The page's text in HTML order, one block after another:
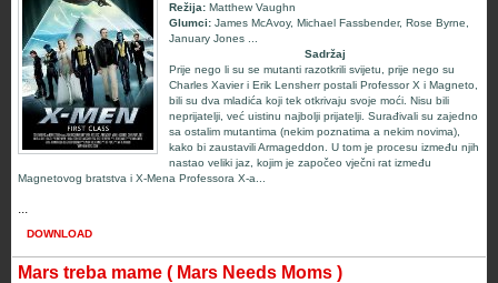
Režija: Matthew Vaughn
Glumci: James McAvoy, Michael Fassbender, Rose Byrne,
January Jones ...
Sadržaj
Prije nego li su se mutanti razotkrili svijetu, prije nego su
Charles Xavier i Erik Lensherr postali Professor X i Magneto,
bili su dva mladića koji tek otkrivaju svoje moći. Nisu bili
neprijatelji, već uistinu najbolji prijatelji. Surađivali su zajedno
sa ostalim mutantima (nekim poznatima a nekim novima),
kako bi zaustavili Armageddon. U tom je procesu između njih
nastao veliki jaz, kojim je započeo vječni rat između
Magnetovog bratstva i X-Mena Professora X-a...
...
DOWNLOAD
Mars treba mame ( Mars Needs Moms )